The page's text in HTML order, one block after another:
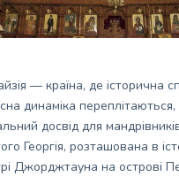
— країна, де історична
динаміка
досвід для
Георгія, розташована в
Джорджтауна на острові